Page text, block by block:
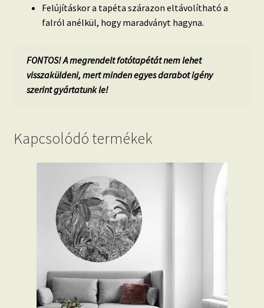
Felújításkor a tapéta szárazon eltávolítható a
falról anélkül, hogy maradványt hagyna.
FONTOS! A megrendelt fotótapétát nem lehet
visszaküldeni, mert minden egyes darabot igény
szerint gyártatunk le!
Kapcsolódó termékek